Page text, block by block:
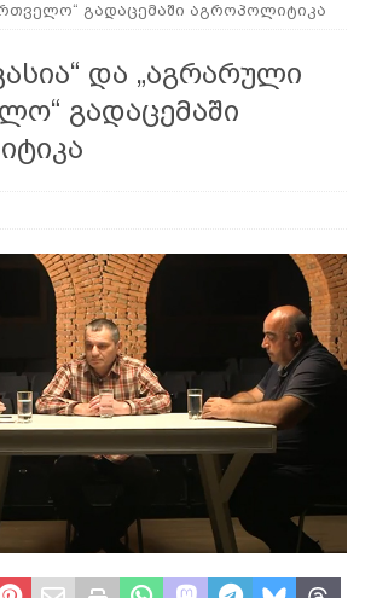
გადაცემაში აგროპოლიტიკა
და „აგრარული
გადაცემაში